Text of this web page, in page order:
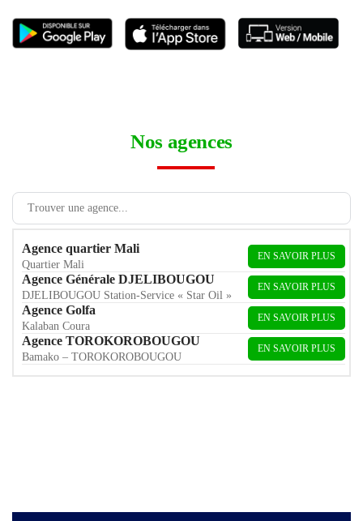
Nos agences
Agence quartier Mali
Quartier Mali
EN SAVOIR PLUS
Agence Générale DJELIBOUGOU
DJELIBOUGOU Station-Service « Star Oil »
EN SAVOIR PLUS
Agence Golfa
Kalaban Coura
EN SAVOIR PLUS
Agence TOROKOROBOUGOU
Bamako – TOROKOROBOUGOU
EN SAVOIR PLUS